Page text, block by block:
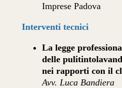
Imprese Padova
Interventi tecnici
La legge
delle
nei rapporti con il
Avv. Luca Bandiera